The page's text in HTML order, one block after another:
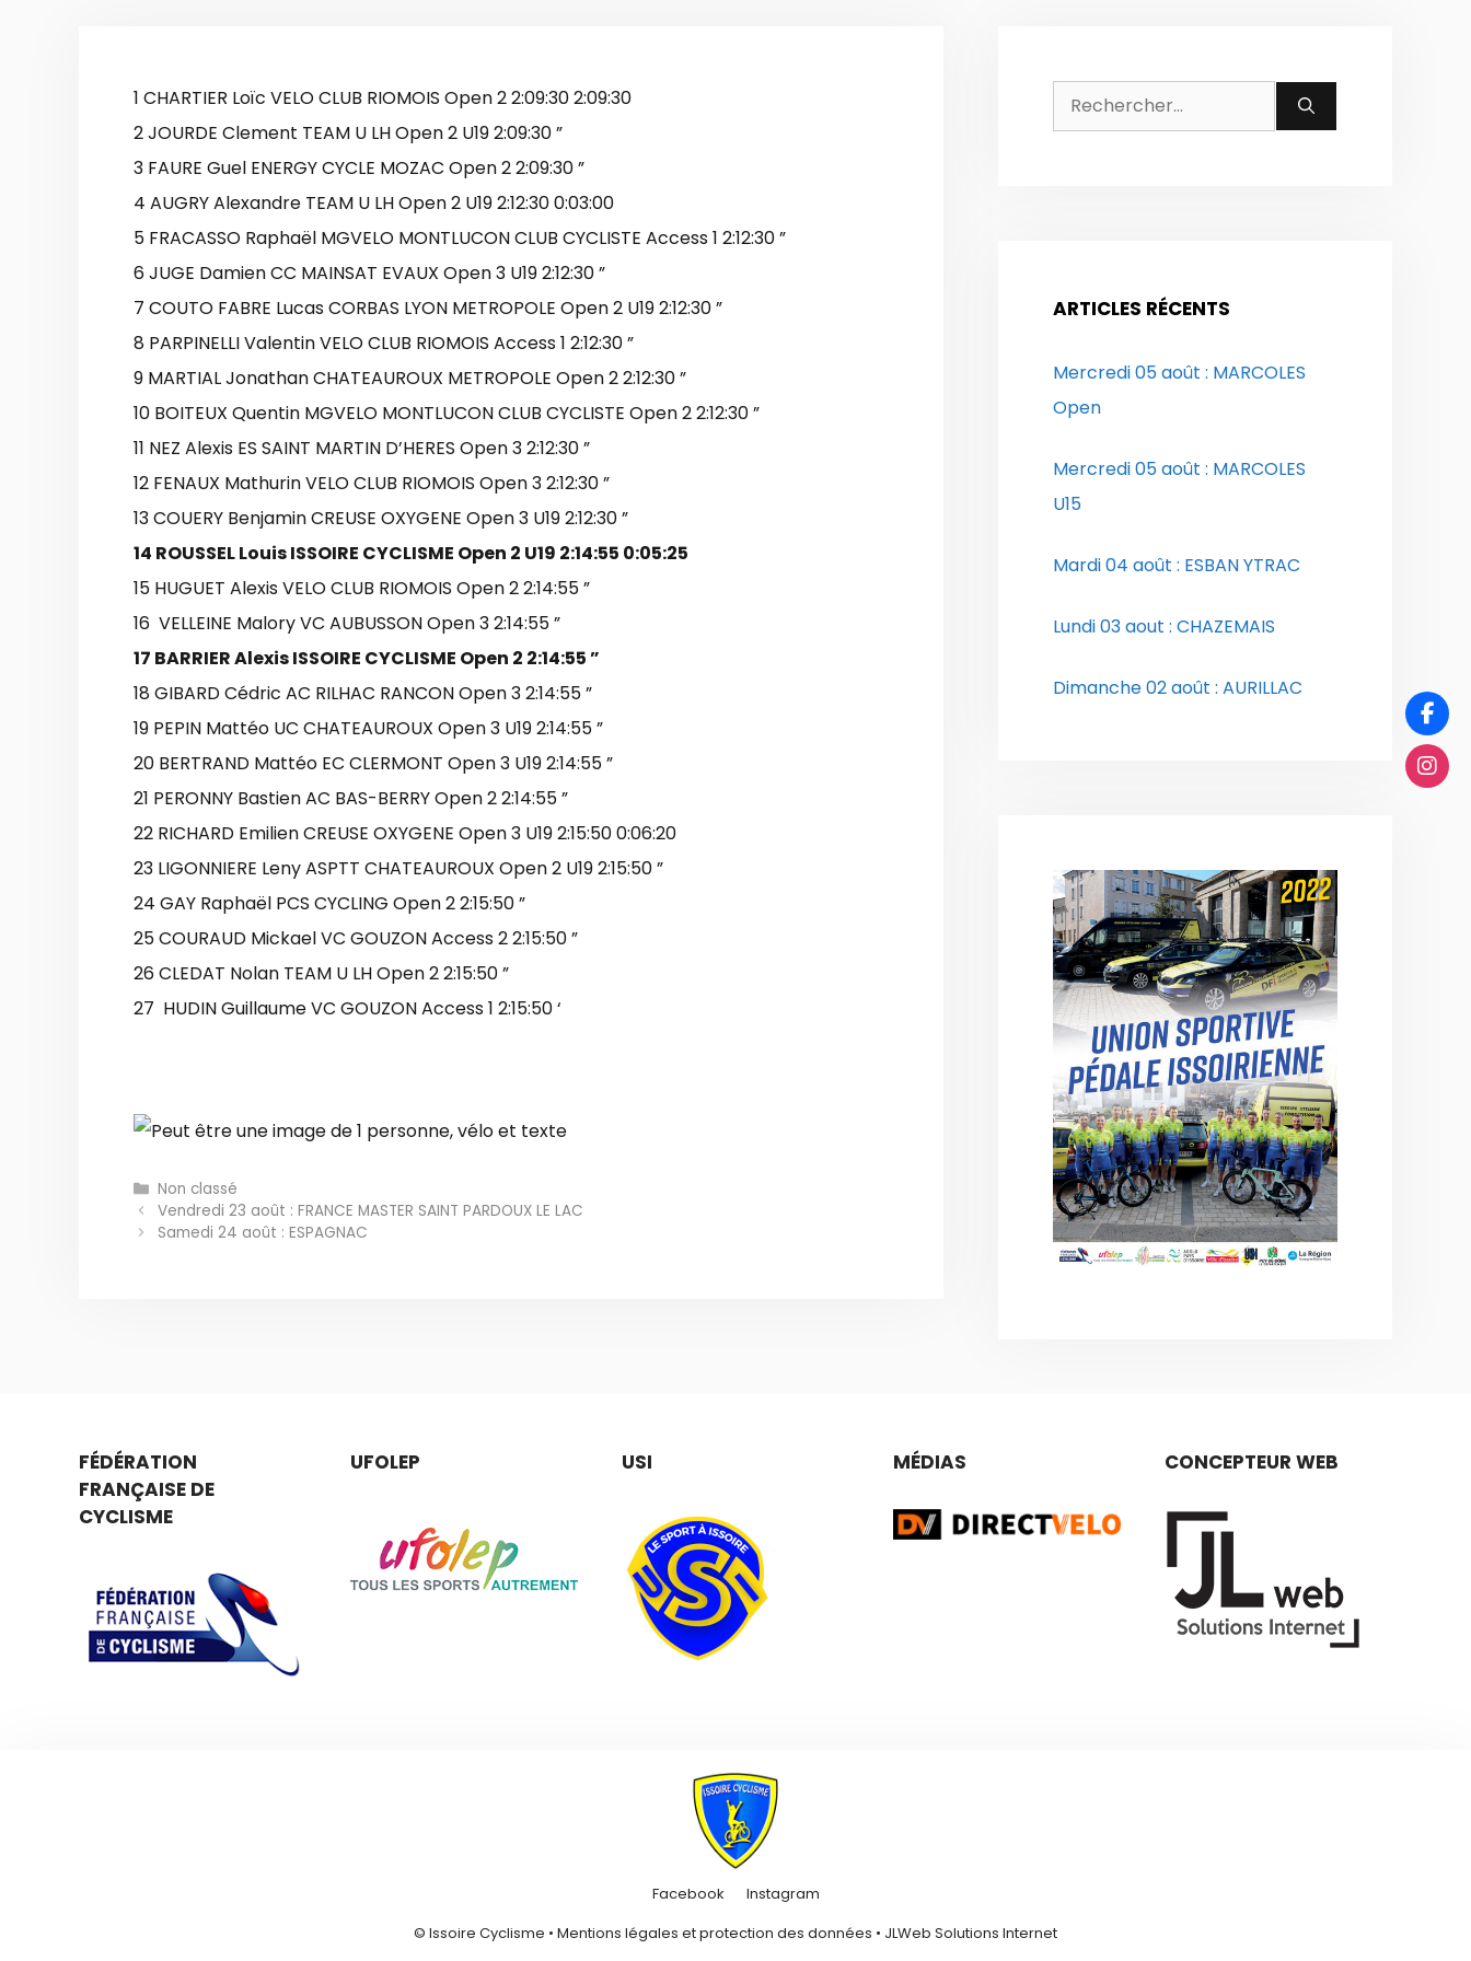
1 CHARTIER Loïc VELO CLUB RIOMOIS Open 2 2:09:30 2:09:30
2 JOURDE Clement TEAM U LH Open 2 U19 2:09:30 ”
3 FAURE Guel ENERGY CYCLE MOZAC Open 2 2:09:30 ”
4 AUGRY Alexandre TEAM U LH Open 2 U19 2:12:30 0:03:00
5 FRACASSO Raphaël MGVELO MONTLUCON CLUB CYCLISTE Access 1 2:12:30 ”
6 JUGE Damien CC MAINSAT EVAUX Open 3 U19 2:12:30 ”
7 COUTO FABRE Lucas CORBAS LYON METROPOLE Open 2 U19 2:12:30 ”
8 PARPINELLI Valentin VELO CLUB RIOMOIS Access 1 2:12:30 ”
9 MARTIAL Jonathan CHATEAUROUX METROPOLE Open 2 2:12:30 ”
10 BOITEUX Quentin MGVELO MONTLUCON CLUB CYCLISTE Open 2 2:12:30 ”
11 NEZ Alexis ES SAINT MARTIN D’HERES Open 3 2:12:30 ”
12 FENAUX Mathurin VELO CLUB RIOMOIS Open 3 2:12:30 ”
13 COUERY Benjamin CREUSE OXYGENE Open 3 U19 2:12:30 ”
14 ROUSSEL Louis ISSOIRE CYCLISME Open 2 U19 2:14:55 0:05:25
15 HUGUET Alexis VELO CLUB RIOMOIS Open 2 2:14:55 ”
16 VELLEINE Malory VC AUBUSSON Open 3 2:14:55 ”
17 BARRIER Alexis ISSOIRE CYCLISME Open 2 2:14:55 ”
18 GIBARD Cédric AC RILHAC RANCON Open 3 2:14:55 ”
19 PEPIN Mattéo UC CHATEAUROUX Open 3 U19 2:14:55 ”
20 BERTRAND Mattéo EC CLERMONT Open 3 U19 2:14:55 ”
21 PERONNY Bastien AC BAS-BERRY Open 2 2:14:55 ”
22 RICHARD Emilien CREUSE OXYGENE Open 3 U19 2:15:50 0:06:20
23 LIGONNIERE Leny ASPTT CHATEAUROUX Open 2 U19 2:15:50 ”
24 GAY Raphaël PCS CYCLING Open 2 2:15:50 ”
25 COURAUD Mickael VC GOUZON Access 2 2:15:50 ”
26 CLEDAT Nolan TEAM U LH Open 2 2:15:50 ”
27 HUDIN Guillaume VC GOUZON Access 1 2:15:50 ‘
Catégories
Non classé
Vendredi 23 août : FRANCE MASTER SAINT PARDOUX LE LAC
Samedi 24 août : ESPAGNAC
Rechercher :
ARTICLES RÉCENTS
Mercredi 05 août : MARCOLES
Open
Mercredi 05 août : MARCOLES
U15
Mardi 04 août : ESBAN YTRAC
Lundi 03 aout : CHAZEMAIS
Dimanche 02 août : AURILLAC
FÉDÉRATION
FRANÇAISE DE
CYCLISME
UFOLEP USI MÉDIAS CONCEPTEUR WEB
Facebook
Instagram
© Issoire Cyclisme • Mentions légales et protection des données • JLWeb Solutions Internet